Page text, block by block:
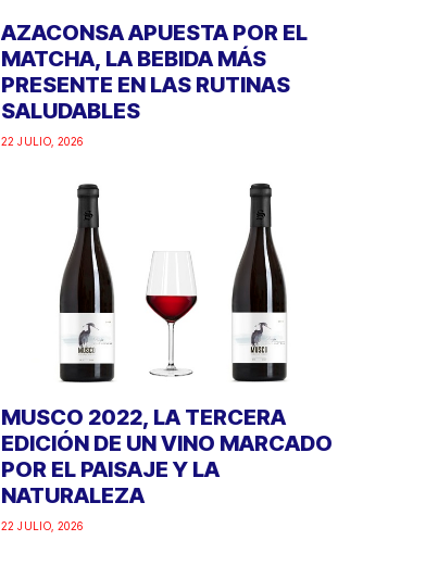
AZACONSA APUESTA POR EL
MATCHA, LA BEBIDA MÁS
PRESENTE EN LAS RUTINAS
SALUDABLES
22 JULIO, 2026
MUSCO 2022, LA TERCERA
EDICIÓN DE UN VINO MARCADO
POR EL PAISAJE Y LA
NATURALEZA
22 JULIO, 2026